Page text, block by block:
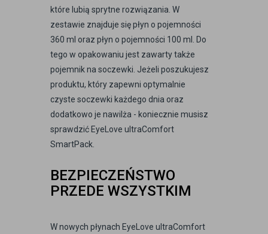
które lubią sprytne rozwiązania. W
zestawie znajduje się płyn o pojemności
360 ml oraz płyn o pojemności 100 ml. Do
tego w opakowaniu jest zawarty także
pojemnik na soczewki. Jeżeli poszukujesz
produktu, który zapewni optymalnie
czyste soczewki każdego dnia oraz
dodatkowo je nawilża - koniecznie musisz
sprawdzić EyeLove ultraComfort
SmartPack.
BEZPIECZEŃSTWO
PRZEDE WSZYSTKIM
W nowych płynach EyeLove ultraComfort